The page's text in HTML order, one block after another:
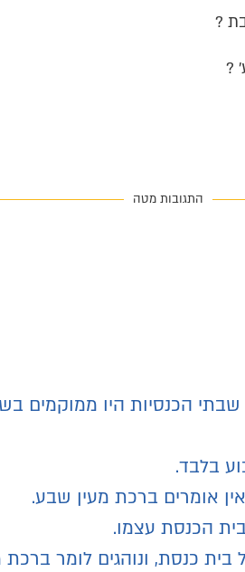
?
?
התגובות מטה
הכנסיות היו ממוקמים
בלבד.
אומרים ברכת מעין שבע.
הכנסת עצמו.
כנסת, ונוהגים לומר